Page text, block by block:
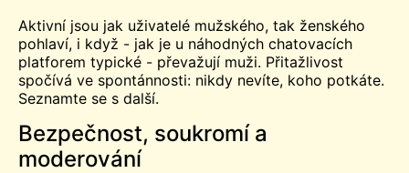
Aktivní jsou jak uživatelé mužského, tak ženského
pohlaví, i když - jak je u náhodných chatovacích
platforem typické - převažují muži. Přitažlivost
spočívá ve spontánnosti: nikdy nevíte, koho potkáte.
Seznamte se s další.
Bezpečnost, soukromí a
moderování